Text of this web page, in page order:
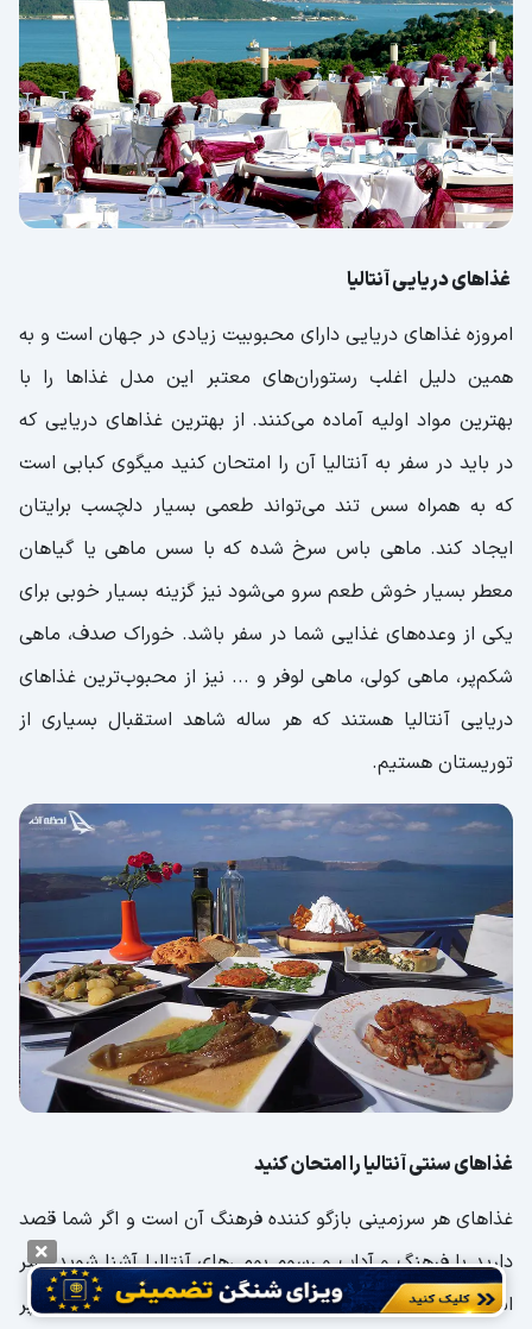
غذاهای دریایی آنتالیا
امروزه غذاهای دریایی دارای محبوبیت زیادی در جهان است و به
همین دلیل اغلب رستوران‌های معتبر این مدل غذاها را با
بهترین مواد اولیه آماده می‌کنند. از بهترین غذاهای دریایی که
در باید در سفر به آنتالیا آن را امتحان کنید میگوی کبابی است
که به همراه سس تند می‌تواند طعمی بسیار دلچسب برایتان
ایجاد کند. ماهی باس سرخ شده که با سس ماهی یا گیاهان
معطر بسیار خوش طعم سرو می‌شود نیز گزینه بسیار خوبی برای
یکی از وعده‌های غذایی شما در سفر باشد. خوراک صدف، ماهی
شکم‌پر، ماهی کولی، ماهی لوفر و ... نیز از محبوب‌ترین غذاهای
دریایی آنتالیا هستند که هر ساله شاهد استقبال بسیاری از
توریستان هستیم.
غذاهای سنتی آنتالیا را امتحان کنید
غذاهای هر سرزمینی بازگو کننده فرهنگ آن است و اگر شما قصد
دارید با فرهنگ و آداب و رسوم بومی‌های آنتالیا آشنا شوید بهتر
است غذاهای سنتی این شهر را امتحان کنید. یکی از پر